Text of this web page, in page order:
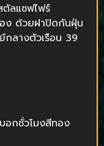
ตัลแซฟไฟร์
ง ด้วยฝาปิดกันฝุ่น
กลางตัวเรือน 39
อกชั่วโมงสีทอง